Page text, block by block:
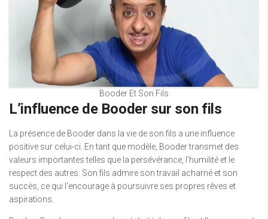
Booder Et Son Fils
L’influence de Booder sur son fils
La présence de Booder dans la vie de son fils a une influence
positive sur celui-ci. En tant que modèle, Booder transmet des
valeurs importantes telles que la persévérance, l’humilité et le
respect des autres. Son fils admire son travail acharné et son
succès, ce qui l’encourage à poursuivre ses propres rêves et
aspirations.